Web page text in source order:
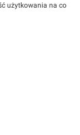
użytkowania na co